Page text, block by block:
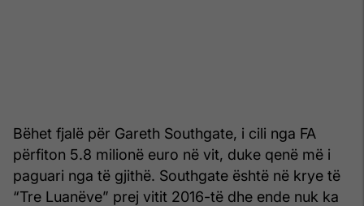
Bëhet fjalë për Gareth Southgate, i cili nga FA
përfiton 5.8 milionë euro në vit, duke qenë më i
paguari nga të gjithë. Southgate është në krye të
“Tre Luanëve” prej vitit 2016-të dhe ende nuk ka